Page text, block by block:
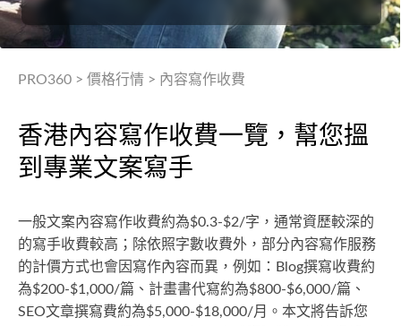
PRO360 > 價格行情 > 內容寫作收費
香港內容寫作收費一覽，幫您搵
到專業文案寫手
一般文案內容寫作收費約為$0.3-$2/字，通常資歷較深的
的寫手收費較高；除依照字數收費外，部分內容寫作服務
的計價方式也會因寫作內容而異，例如：Blog撰寫收費約
為$200-$1,000/篇、計畫書代寫約為$800-$6,000/篇、
SEO文章撰寫費約為$5,000-$18,000/月。本文將告訴您